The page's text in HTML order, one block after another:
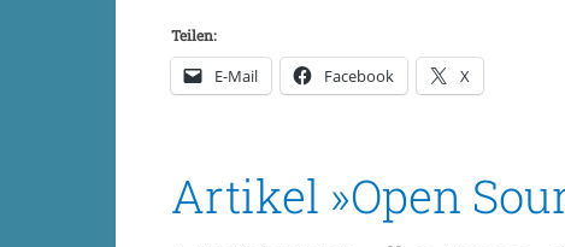
Teilen:
E-Mail Facebook X
Artikel »Open